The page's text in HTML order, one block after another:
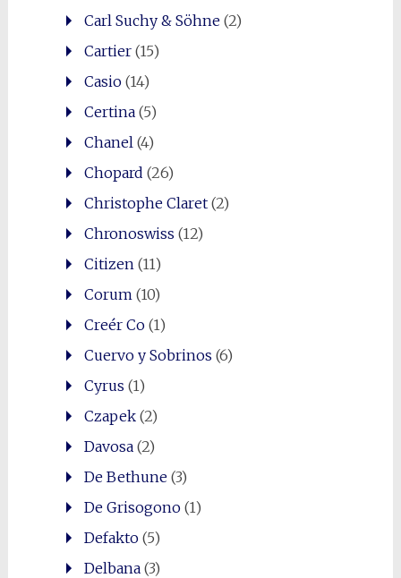
Carl Suchy & Söhne(2)
Cartier(15)
Casio(14)
Certina(5)
Chanel (4)
Chopard (26)
Christophe Claret(2)
Chronoswiss (12)
Citizen (11)
Corum (10)
Creér Co(1)
Cuervo y Sobrinos (6)
Cyrus (1)
Czapek(2)
Davosa(2)
De Bethune(3)
De Grisogono(1)
Defakto(5)
Delbana(3)